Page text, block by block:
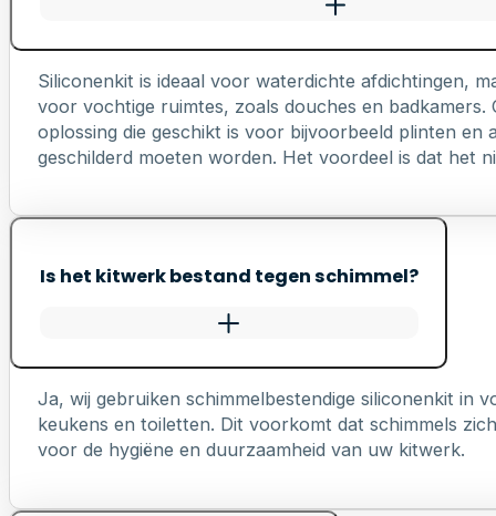
Siliconenkit is ideaal voor waterdichte afdichtingen,
voor vochtige ruimtes, zoals douches en badkamers.
oplossing die geschikt is voor bijvoorbeeld plinten en
geschilderd moeten worden. Het voordeel is dat het
Is het kitwerk bestand tegen schimmel?
Ja, wij gebruiken schimmelbestendige siliconenkit in
keukens en toiletten. Dit voorkomt dat schimmels
voor de hygiëne en duurzaamheid van uw kitwerk.